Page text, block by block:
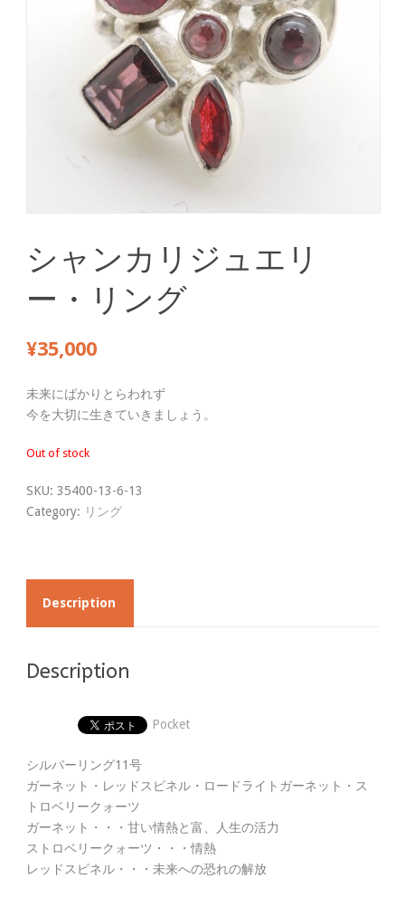
シャンカリジュエリ
ー・リング
¥35,000
未来にばかりとらわれず
今を大切に生きていきましょう。
Out of stock
SKU: 35400-13-6-13
Category: リング
Description
Description
Pocket
シルバーリング11号
ガーネット・レッドスピネル・ロードライトガーネット・ス
トロベリークォーツ
ガーネット・・・甘い情熱と富、人生の活力
ストロベリークォーツ・・・情熱
レッドスピネル・・・未来への恐れの解放